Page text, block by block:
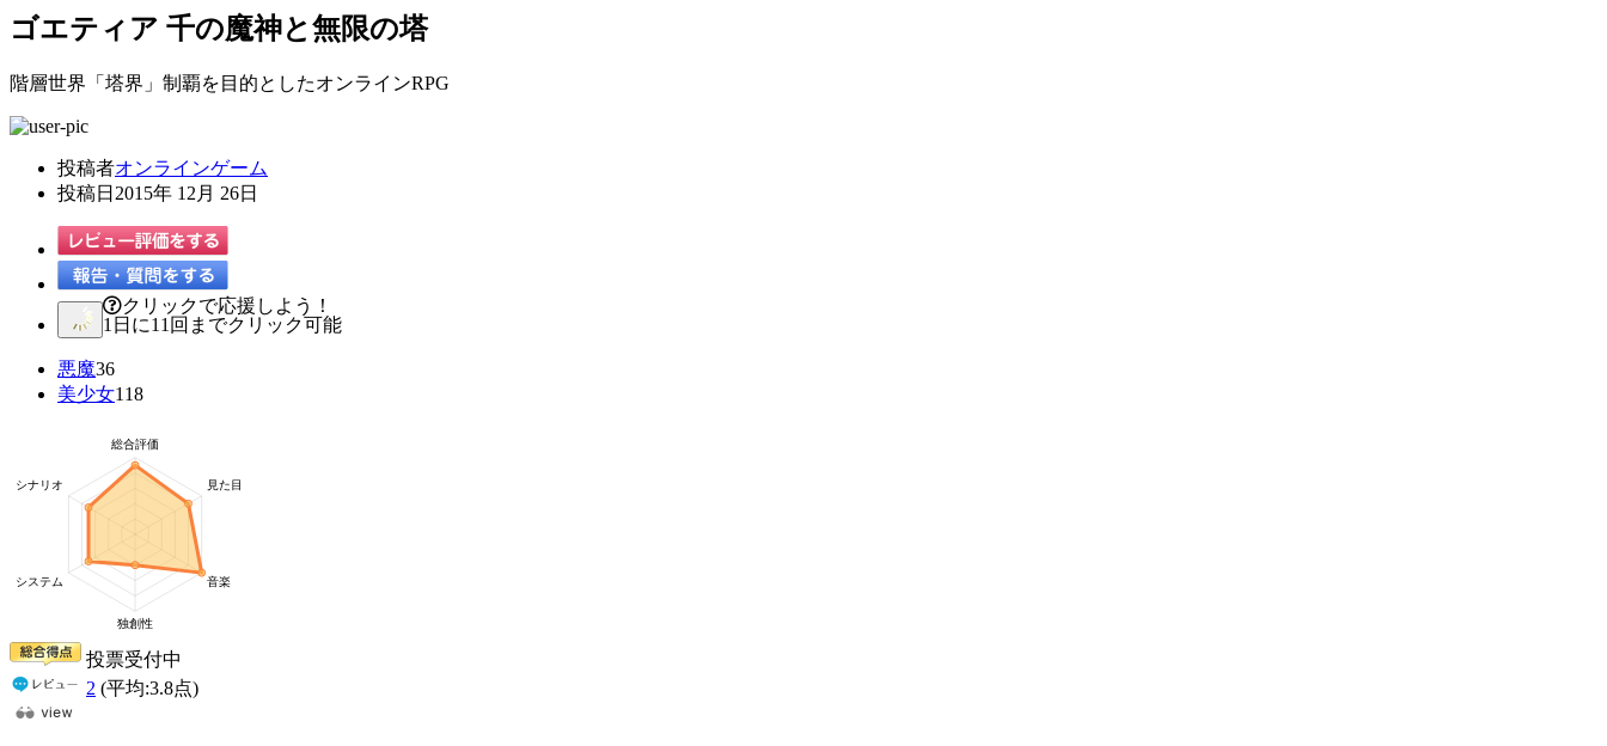
ゴエティア 千の魔神と無限の塔
階層世界「塔界」制覇を目的としたオンラインRPG
投稿者オンラインゲーム
投稿日 2015年 12月 26日
クリックで応援しよう！
1日に11回までクリック可能
悪魔36
美少女118
投票受付中
2 (平均:3.8点)